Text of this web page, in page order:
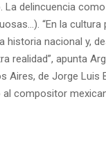
delincuencia como
“En la cultura
nacional y,
realidad”, apunta
Aires, de Jorge Luis
compositor